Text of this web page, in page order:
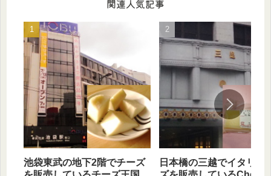
関連人気記事
池袋東武の地下2階でチーズ
日本橋の三越でイタリア